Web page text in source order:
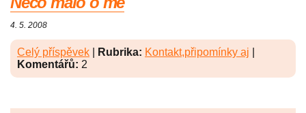
4. 5. 2008
Celý příspěvek Rubrika: Kontakt,připomínky aj
Komentářů: 2